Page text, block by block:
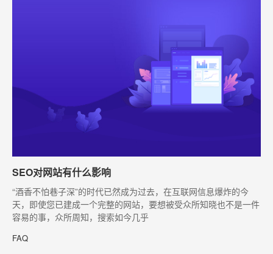
SEO对网站有什么影响
​“酒香不怕巷子深”的时代已然成为过去，在互联网信息爆炸的今
天，即使您已建成一个完整的网站，要想被受众所知晓也不是一件
容易的事，众所周知，搜索如今几乎
FAQ